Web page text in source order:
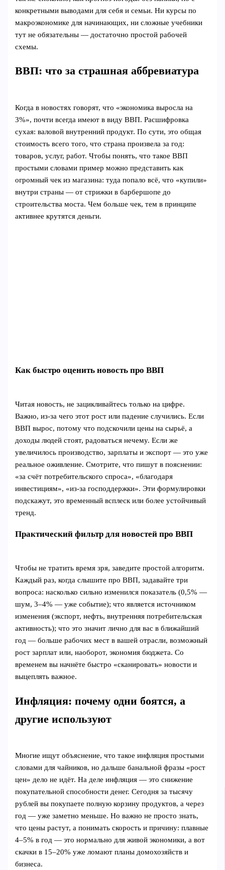
конкретными выводами для себя и семьи. Ни курсы по
макроэкономике для начинающих, ни сложные учебники
тут не обязательны — достаточно простой рабочей
схемы.
ВВП: что за страшная аббревиатура
Когда в новостях говорят, что «экономика выросла на
3%», почти всегда имеют в виду ВВП. Расшифровка
сухая: валовой внутренний продукт. По сути, это общая
стоимость всего того, что страна произвела за год:
товаров, услуг, работ. Чтобы понять, что такое ВВП
простыми словами пример можно представить как
огромный чек из магазина: туда попало всё, что «купили»
внутри страны — от стрижки в барбершопе до
строительства моста. Чем больше чек, тем в принципе
активнее крутятся деньги.
Как быстро оценить новость про ВВП
Читая новость, не зацикливайтесь только на цифре.
Важно, из-за чего этот рост или падение случились. Если
ВВП вырос, потому что подскочили цены на сырьё, а
доходы людей стоят, радоваться нечему. Если же
увеличилось производство, зарплаты и экспорт — это уже
реальное оживление. Смотрите, что пишут в пояснении:
«за счёт потребительского спроса», «благодаря
инвестициям», «из‑за господдержки». Эти формулировки
подскажут, это временный всплеск или более устойчивый
тренд.
Практический фильтр для новостей про ВВП
Чтобы не тратить время зря, заведите простой алгоритм.
Каждый раз, когда слышите про ВВП, задавайте три
вопроса: насколько сильно изменился показатель (0,5% —
шум, 3–4% — уже событие); что является источником
изменения (экспорт, нефть, внутренняя потребительская
активность); что это значит лично для вас в ближайший
год — больше рабочих мест в вашей отрасли, возможный
рост зарплат или, наоборот, экономия бюджета. Со
временем вы начнёте быстро «сканировать» новости и
выцеплять важное.
Инфляция: почему одни боятся, а
другие используют
Многие ищут объяснение, что такое инфляция простыми
словами для чайников, но дальше банальной фразы «рост
цен» дело не идёт. На деле инфляция — это снижение
покупательной способности денег. Сегодня за тысячу
рублей вы покупаете полную корзину продуктов, а через
год — уже заметно меньше. Но важно не просто знать,
что цены растут, а понимать скорость и причину: плавные
4–5% в год — это нормально для живой экономики, а вот
скачки в 15–20% уже ломают планы домохозяйств и
бизнеса.